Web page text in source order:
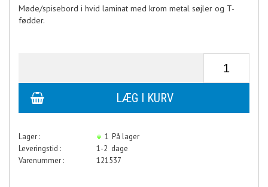
Møde/spisebord i hvid laminat med krom metal søjler og T-
fødder.
Lager : 1 På lager
Leveringstid :
1-2 dage
Varenummer :
121537